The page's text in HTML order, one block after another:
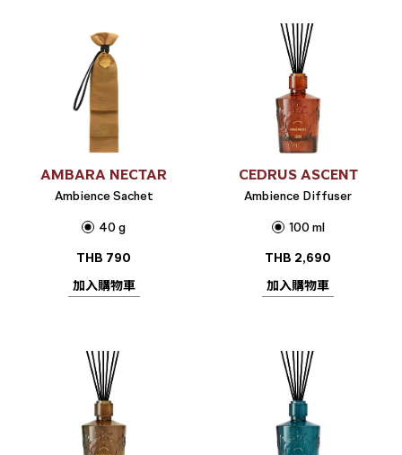
AMBARA NECTAR
Ambience Sachet
40 g
THB 790
加入購物車
CEDRUS ASCENT
Ambience Diffuser
100 ml
THB 2,690
加入購物車